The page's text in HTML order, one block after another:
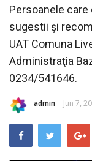
TELEVIZIUNEA
RELIGIE
REVISTA PRESEI
DIVERSE
FOTO
Persoanele
sugestii şi
UAT Comuna
Administraţia
0234/541646.
admin Jun 7,